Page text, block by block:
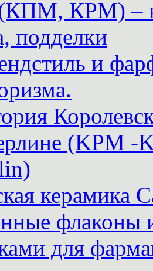
КРМ) –
подделки
и
(KPM -
керамика
флаконы
для